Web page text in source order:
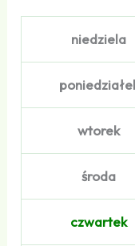
niedziela
wtorek
środa
czwartek